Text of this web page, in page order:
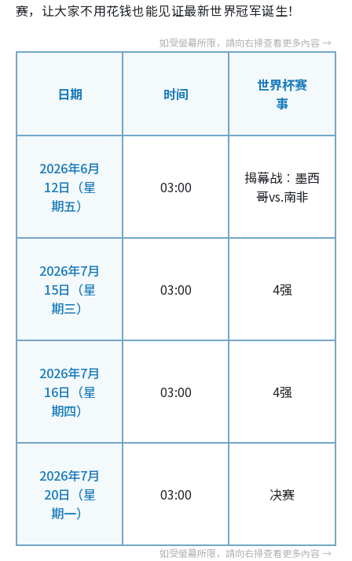
赛，让大家不用花钱也能见证最新世界冠军诞生！
日期 时间
世界杯赛
事
2026年6月
12日（星
期五）
03:00
揭幕战︰墨西
哥vs.南非
2026年7月
15日（星
期三）
03:00 4强
2026年7月
16日（星
期四）
03:00 4强
2026年7月
20日（星
期一）
03:00 决赛